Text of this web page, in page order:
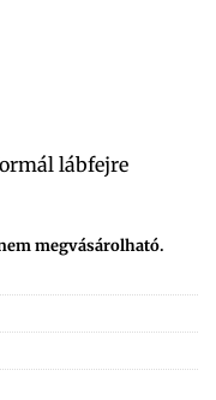
lábfejre
megvásárolható.